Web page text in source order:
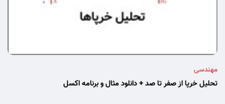
مهندسی
تحلیل خرپا از صفر تا صد + دانلود مثال و برنامه اکسل